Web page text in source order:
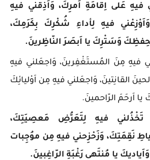
فيهِ عَلى اِقامَةِ اَمرِكَ، وَاَذِقني فيهِ
فيهِ لِأداءِ شُكْرِكَ بِكَرَمِكَ،
وَسَتْرِكَ يا اَبصَرَ النّاظِرينَ.
فيهِ مِنَ المُستَغْفِرينَ، وَاجعَلني فيهِ
القانِتينَ، وَاجعَلني فيهِ مِن اَوْليائِكَ
يا اَرحَمَ الرّاحمينَ.
تَخْذُلني فيهِ لِتَعَرُّضِ مَعصِيَتِكَ،
نَقِمَتِكَ، وَزَحْزِحني فيهِ مِن موُجِبات
يا مُنتَهى رَغْبَةِ الرّاغِبينَ.